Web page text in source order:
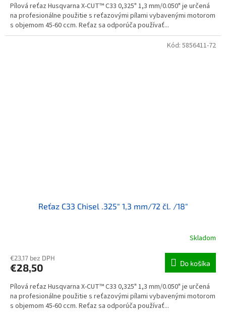
Pílová reťaz Husqvarna X-CUT™ C33 0,325" 1,3 mm/0.050" je určená
na profesionálne použitie s reťazovými pílami vybavenými motorom
s objemom 45-60 ccm. Reťaz sa odporúča používať...
Reťaz C33 Chisel .325" 1,3 mm/72 čl. /18"
Skladom
€23,17 bez DPH
€28,50 Do košíka
Pílová reťaz Husqvarna X-CUT™ C33 0,325" 1,3 mm/0.050" je určená
na profesionálne použitie s reťazovými pílami vybavenými motorom
s objemom 45-60 ccm. Reťaz sa odporúča používať...
Kód: 5856411-72